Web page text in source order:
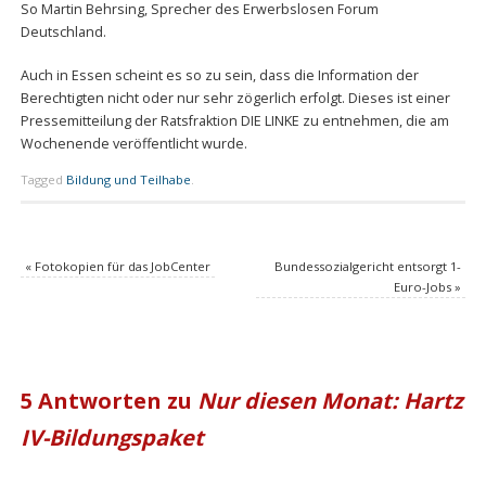
So Martin Behrsing, Sprecher des Erwerbslosen Forum
Deutschland.
Auch in Essen scheint es so zu sein, dass die Information der
Berechtigten nicht oder nur sehr zögerlich erfolgt. Dieses ist einer
Pressemitteilung der Ratsfraktion DIE LINKE zu entnehmen, die am
Wochenende veröffentlicht wurde.
Tagged Bildung und Teilhabe
«Fotokopien für das JobCenter
Bundessozialgericht entsorgt 1-
Euro-Jobs»
5 Antworten zu Nur diesen Monat: Hartz
IV-Bildungspaket